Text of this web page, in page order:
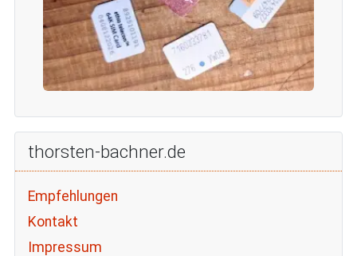
thorsten-bachner.de
Empfehlungen
Kontakt
Impressum